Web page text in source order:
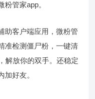
管家app。
助客户端应用，微粉管
准检测僵尸粉，一键清
解放你的双手。还稳定
好友。